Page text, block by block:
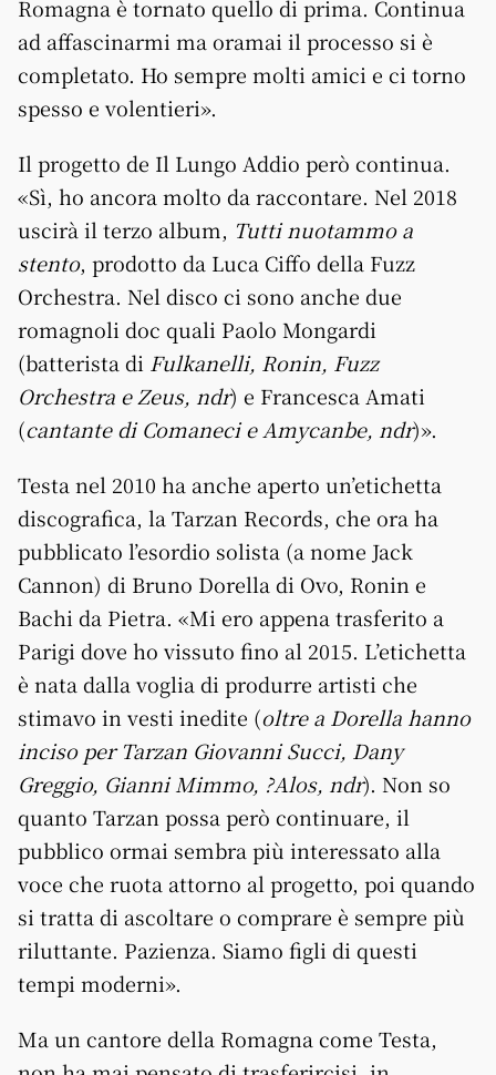
Romagna è tornato quello di prima. Continua
ad affascinarmi ma oramai il processo si è
completato. Ho sempre molti amici e ci torno
spesso e volentieri».
Il progetto de Il Lungo Addio però continua.
«Sì, ho ancora molto da raccontare. Nel 2018
uscirà il terzo album, Tutti nuotammo a
stento, prodotto da Luca Ciffo della Fuzz
Orchestra. Nel disco ci sono anche due
romagnoli doc quali Paolo Mongardi
(batterista di Fulkanelli, Ronin, Fuzz
Orchestra e Zeus, ndr) e Francesca Amati
(cantante di Comaneci e Amycanbe, ndr)».
Testa nel 2010 ha anche aperto un’etichetta
discografica, la Tarzan Records, che ora ha
pubblicato l’esordio solista (a nome Jack
Cannon) di Bruno Dorella di Ovo, Ronin e
Bachi da Pietra. «Mi ero appena trasferito a
Parigi dove ho vissuto fino al 2015. L’etichetta
è nata dalla voglia di produrre artisti che
stimavo in vesti inedite (oltre a Dorella hanno
inciso per Tarzan Giovanni Succi, Dany
Greggio, Gianni Mimmo, ?Alos, ndr). Non so
quanto Tarzan possa però continuare, il
pubblico ormai sembra più interessato alla
voce che ruota attorno al progetto, poi quando
si tratta di ascoltare o comprare è sempre più
riluttante. Pazienza. Siamo figli di questi
tempi moderni».
Ma un cantore della Romagna come Testa,